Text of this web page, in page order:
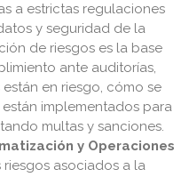
a estrictas regulaciones
y seguridad de la
de riesgos es la base
ante auditorías,
en riesgo, cómo se
implementados para
multas y sanciones.
y Operaciones
asociados a la